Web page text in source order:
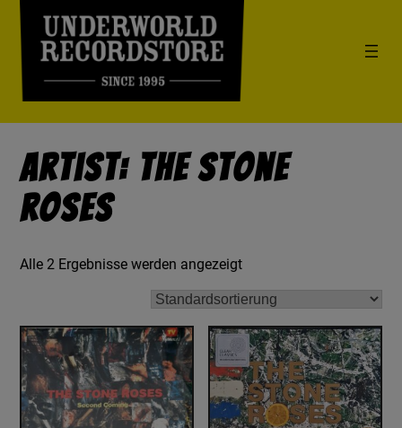
Artist: The Stone
Roses
Alle 2 Ergebnisse werden angezeigt